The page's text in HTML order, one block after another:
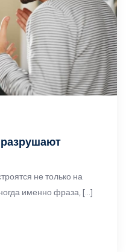
не только на
именно фраза, […]